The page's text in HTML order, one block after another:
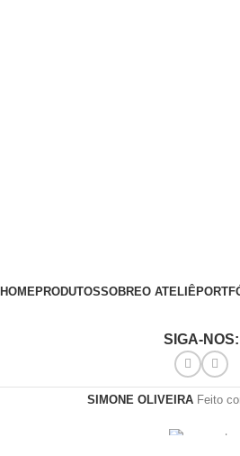
HOMEPRODUTOSSOBREO ATELIÊ
SIGA-NOS:
SIMONE OLIVEIRA Feito